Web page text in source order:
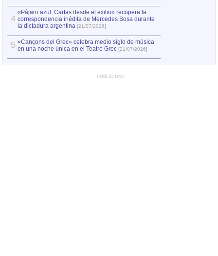
4
«Pájaro azul. Cartas desde el exilio» recupera la
correspondencia inédita de Mercedes Sosa durante
la dictadura argentina [21/07/2026]
5 «Cançons del Grec» celebra medio siglo de música
en una noche única en el Teatre Grec [21/07/2026]
PUBLICIDAD